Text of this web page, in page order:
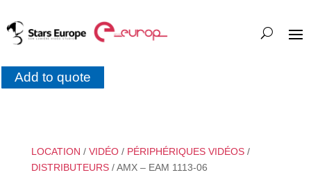
Add to quote
LOCATION / VIDÉO/ PÉRIPHÉRIQUES VIDÉOS/
DISTRIBUTEURS/ AMX – EAM 1113-06